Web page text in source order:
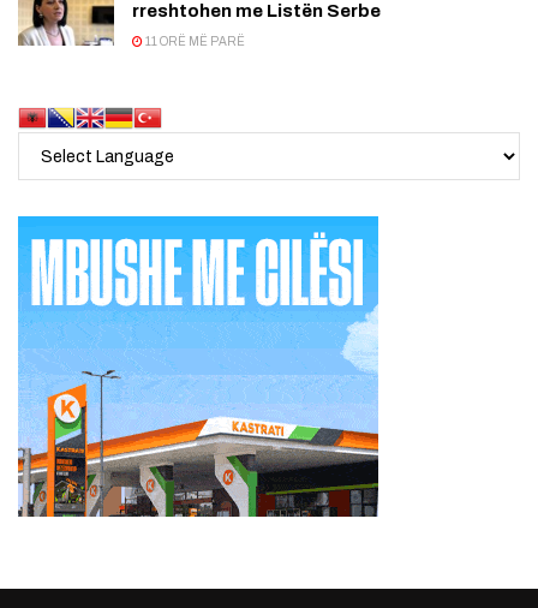
rreshtohen me Listën Serbe
11 ORË MË PARË